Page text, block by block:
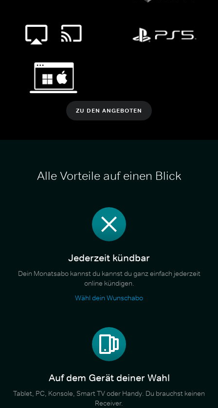
ZU DEN ANGEBOTEN
Alle Vorteile auf einen Blick
Jederzeit kündbar
Dein Monatsabo kannst du kannst du ganz einfach jederzeit
online kündigen.
Wähl dein Wunschabo
Auf dem Gerät deiner Wahl
Tablet, PC, Konsole, Smart TV oder Handy. Du brauchst keinen
Receiver.